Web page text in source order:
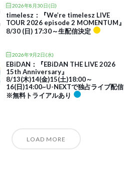
2026年8月30日(日)
timelesz：『We’re timelesz LIVE
TOUR 2026 episode 2 MOMENTUM』
8/30 (日) 17:30～生配信決定
2026年9月2日(水)
EBiDAN：『EBiDAN THE LIVE 2026
15th Anniversary』
8/13(木)14(金)15(土)18:00～
16(日)14:00~U-NEXTで独占ライブ配信
※無料トライアルあり
LOAD MORE